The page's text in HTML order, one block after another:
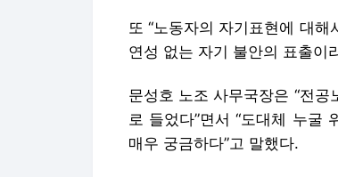
또 “노동자의 자기표현에 대
연성 없는 자기 불안의 표출이
문성호 노조 사무국장은 “전
로 들었다”면서 “도대체 누굴
매우 궁금하다”고 말했다.